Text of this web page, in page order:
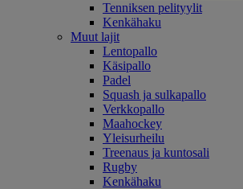
Tenniksen pelityylit
Kenkähaku
Muut lajit
Lentopallo
Käsipallo
Padel
Squash ja sulkapallo
Verkkopallo
Maahockey
Yleisurheilu
Treenaus ja kuntosali
Rugby
Kenkähaku